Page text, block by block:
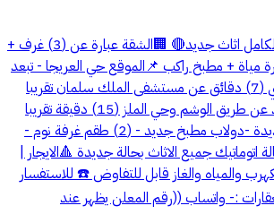
🔴للإيجار شقة مؤثثه بالكامل اثاث جديد🔴 🏢الشقة عبارة عن (3) غرف +
+ (2) دورة مياة + مطبخ راكب 📌الموقع حي العريجا - تبعد
عن مستشفى الشميسي (7) دقائق عن مستشفى الملك سلمان تقريبا
(10) دقائق وايضا تبعد عن طريق الوشم وحي الملز (15) دقيقة تقريبا
🔺مكيفات اسبليت جديدة -دولاب مطبخ جديد - (2) طقم غرفة نوم -
جميع الاثاث بحالة جديدة 🔺الايجار |
والمياه والغاز قابل للتفاوض ☎️ للاستفسار
:- واتساب ((رقم المعلن يظهر عند